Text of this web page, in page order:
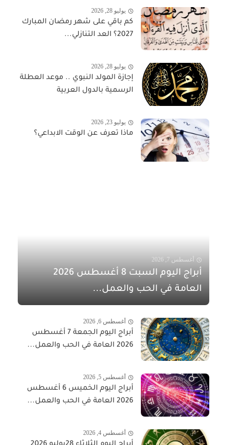
يوليو 28, 2026
كم باقي على شهر رمضان المبارك
2027؟ العد التنازلي...
يوليو 28, 2026
إجازة المولد النبوي .. موعد العطلة
الرسمية بالدول العربية
يوليو 23, 2026
ماذا تعرف عن الوقت الابداعي؟
أغسطس 7, 2026
أبراج اليوم السبت 8 أغسطس 2026
العامة في الحب والعمل...
أغسطس 6, 2026
أبراج اليوم الجمعة 7 أغسطس
2026 العامة في الحب والعمل...
أغسطس 5, 2026
أبراج اليوم الخميس 6 أغسطس
2026 العامة في الحب والعمل...
أغسطس 4, 2026